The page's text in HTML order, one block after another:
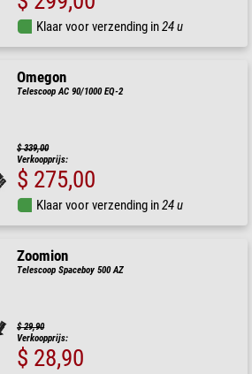
Klaar voor verzending in24 u
Omegon
Telescoop AC 90/1000 EQ-2
$ 339,00
Verkoopprijs:
$ 275,00
Klaar voor verzending in24 u
Zoomion
Telescoop Spaceboy 500 AZ
$ 29,90
Verkoopprijs:
$ 28,90